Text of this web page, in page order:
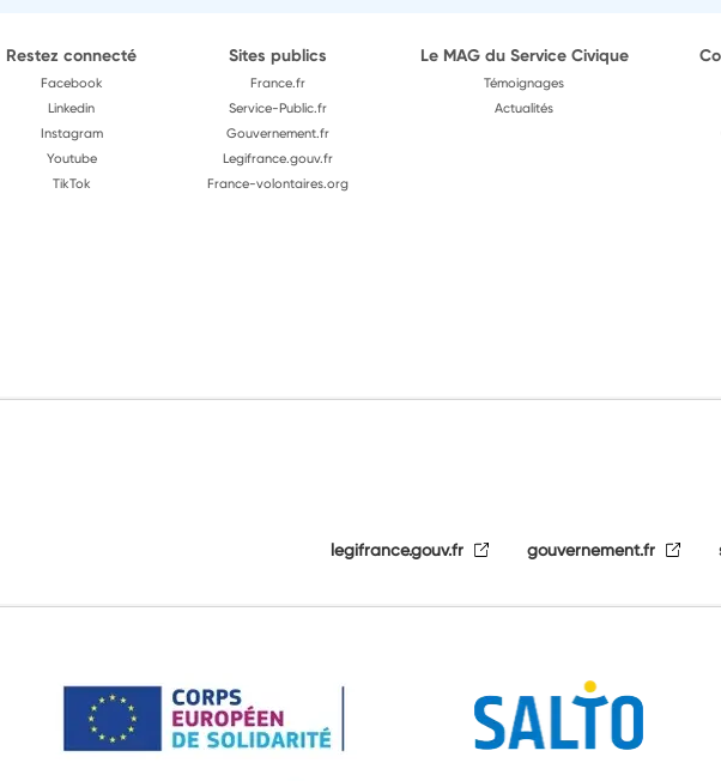
Restez connecté
Facebook
Linkedin
Instagram
Youtube
TikTok
Sites publics
France.fr
Service-Public.fr
Gouvernement.fr
Legifrance.gouv.fr
France-volontaires.org
Le MAG du Service Civique
Témoignages
Actualités
legifrance.gouv.fr gouvernement.fr